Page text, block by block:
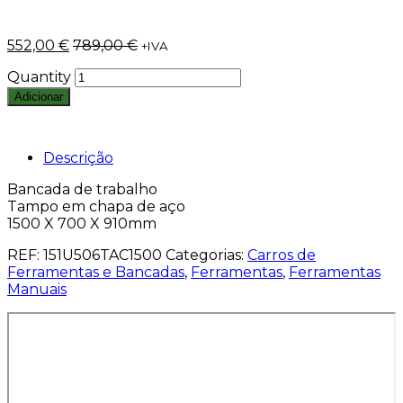
552,00 € 789,00€ +IVA
Quantity
Adicionar
Descrição
Bancada de trabalho
Tampo em chapa de aço
1500 X 700 X 910mm
REF: 151U506TAC1500 Categorias: Carros de
Ferramentas e Bancadas, Ferramentas, Ferramentas
Manuais